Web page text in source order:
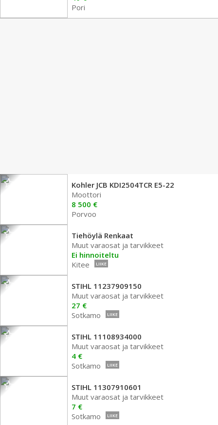
Pori
Kohler JCB KDI2504TCR E5-22
Moottori
8 500 €
Porvoo
Tiehöylä Renkaat
Muut varaosat ja tarvikkeet
Ei hinnoiteltu
Kitee
LIIKE
STIHL 11237909150
Muut varaosat ja tarvikkeet
27 €
Sotkamo
LIIKE
STIHL 11108934000
Muut varaosat ja tarvikkeet
4 €
Sotkamo
LIIKE
STIHL 11307910601
Muut varaosat ja tarvikkeet
7 €
Sotkamo
LIIKE